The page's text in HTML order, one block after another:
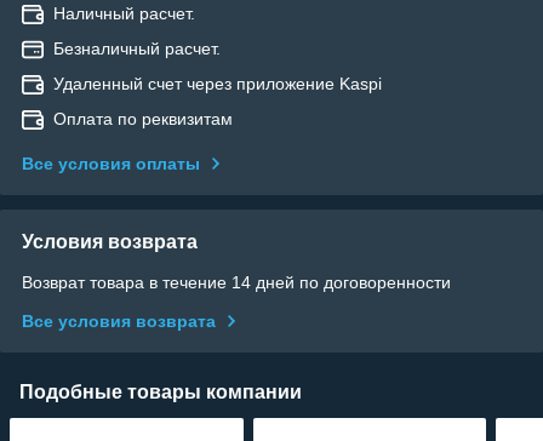
Наличный расчет.
Безналичный расчет.
Удаленный счет через приложение Kaspi
Оплата по реквизитам
Все условия оплаты
Условия возврата
Возврат товара в течение 14 дней по договоренности
Все условия возврата
Подобные товары компании